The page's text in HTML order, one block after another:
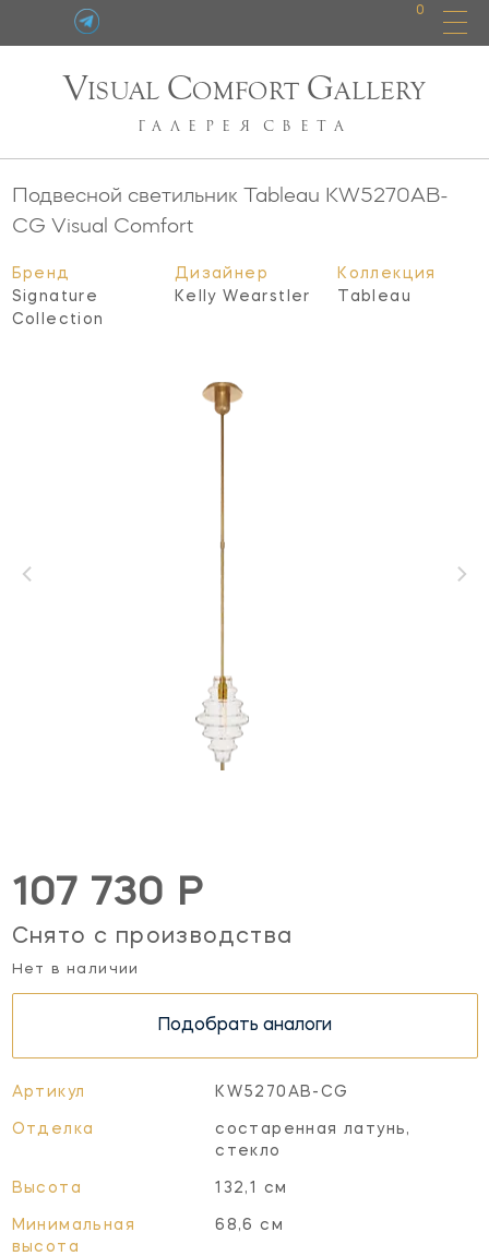
0
VISUAL COMFORT GALLERY
ГАЛЕРЕЯ СВЕТА
Подвесной светильник Tableau KW5270AB-
CG Visual Comfort
Бренд
Signature
Collection
Дизайнер
Kelly Wearstler
Коллекция
Tableau
107 730 Р
Снято с производства
Нет в наличии
Подобрать аналоги
Артикул KW5270AB-CG
Отделка
состаренная латунь,
стекло
Высота 132,1 см
Минимальная
высота
68,6 см